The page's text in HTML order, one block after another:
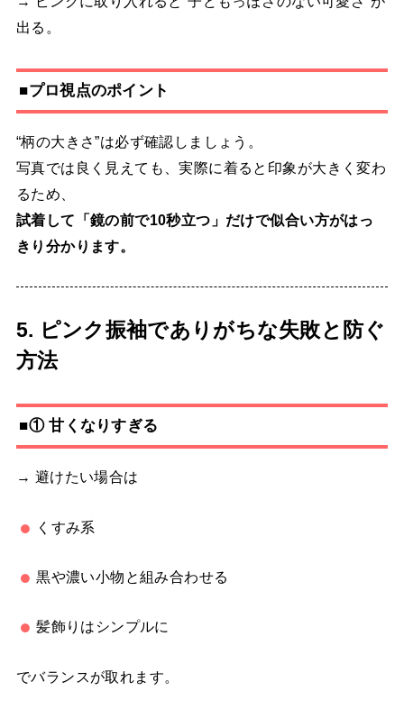
出る。
■プロ視点のポイント
“柄の大きさ”は必ず確認しましょう。
写真では良く見えても、実際に着ると印象が大きく変わ
るため、
試着して「鏡の前で10秒立つ」だけで似合い方がはっ
きり分かります。
5. ピンク振袖でありがちな失敗と防ぐ
方法
■① 甘くなりすぎる
→ 避けたい場合は
くすみ系
黒や濃い小物と組み合わせる
髪飾りはシンプルに
でバランスが取れます。